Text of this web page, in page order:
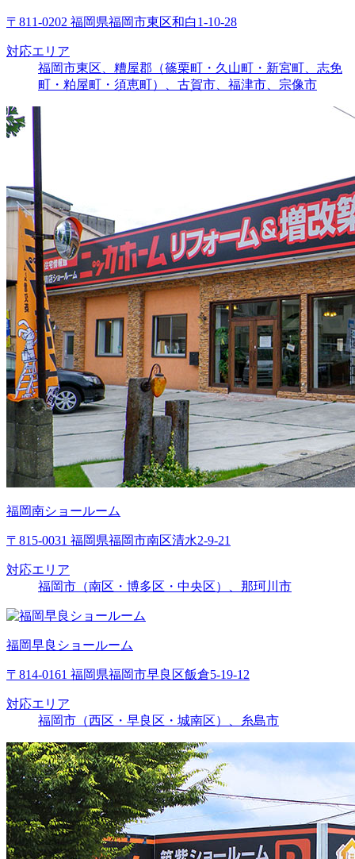
〒811-0202 福岡県福岡市東区和白1-10-28
対応エリア
福岡市東区、糟屋郡（篠栗町・久山町・新宮町、志免
町・粕屋町・須恵町）、古賀市、福津市、宗像市
福岡南ショールーム
〒815-0031 福岡県福岡市南区清水2-9-21
対応エリア
福岡市（南区・博多区・中央区）、那珂川市
福岡早良ショールーム
〒814-0161 福岡県福岡市早良区飯倉5-19-12
対応エリア
福岡市（西区・早良区・城南区）、糸島市